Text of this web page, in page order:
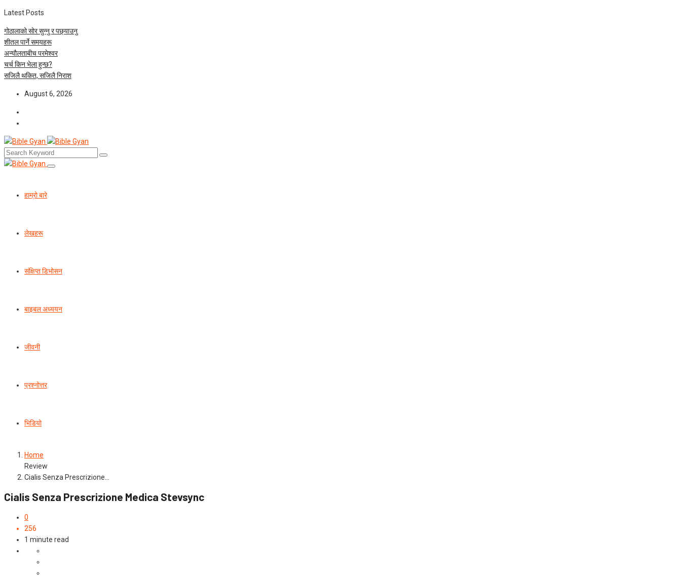
Latest Posts
गोठालाको सोर सुन्नु र पछ्याउनु
शीतल पार्ने समयहरू
अन्यौलताबीच परमेश्‍वर
चर्च किन भेला हुन्छ?
सजिलै थकित, सजिलै निराश
August 6, 2026
हाम्रो बारे
लेखहरू
संक्षिप्त डिभोसन
बाइबल अध्ययन
जीवनी
प्रश्‍नोत्तर
भिडियो
Home
Review
Cialis Senza Prescrizione…
Cialis Senza Prescrizione Medica Stevsync
0
256
1 minute read